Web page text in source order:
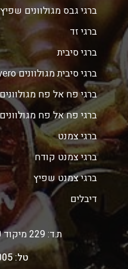
ברגי גבס מגולוונים שפיץ
ברגי זד
ברגי סיבית
ברגי סיבית מגולוונים vero
ברגי פח אל פח
ברגי פח אל פח
ברגי צמנט
ברגי צמנט קודח
ברגי צמנט שפיץ
דיבלים
ת.ד: 229 מיקוד 4283600 ניצני עוז.
טל: 09-8651005